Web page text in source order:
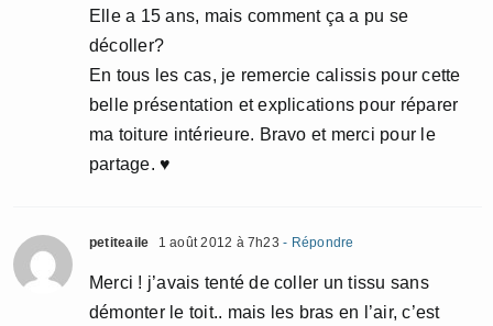
Elle a 15 ans, mais comment ça a pu se
décoller?
En tous les cas, je remercie calissis pour cette
belle présentation et explications pour réparer
ma toiture intérieure. Bravo et merci pour le
partage. ♥
petiteaile 1 août 2012 à 7h23 - Répondre
Merci ! j’avais tenté de coller un tissu sans
démonter le toit.. mais les bras en l’air, c’est